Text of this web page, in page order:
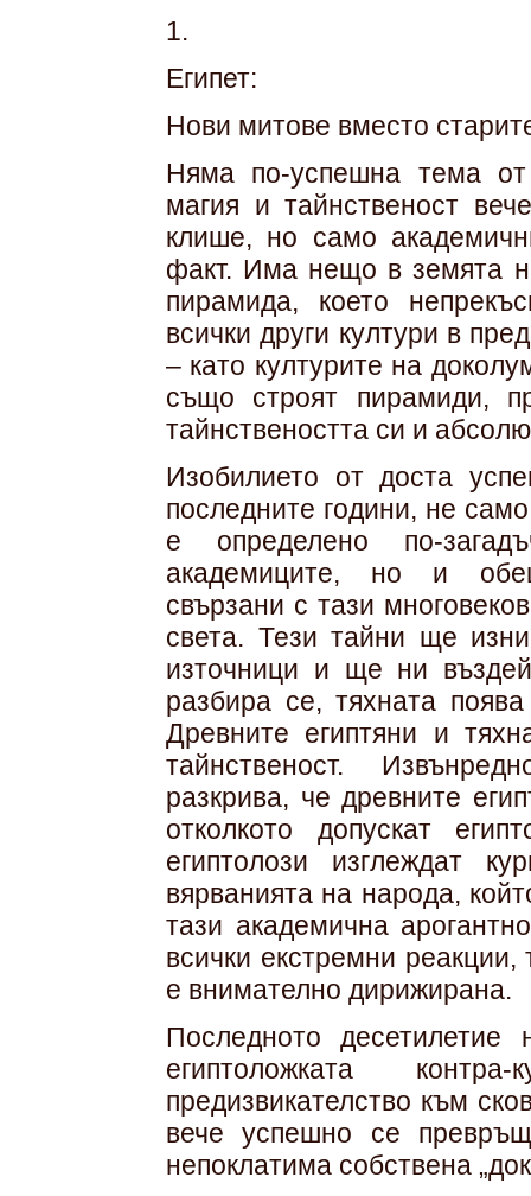
1.
Египет:
Нови митове вместо
Няма по-успешна тема от
магия и тайнственост
клише, но само
факт. Има нещо в земята
пирамида, което
всички други култури в
– като културите на
също строят пирамиди,
тайнствеността си и
Изобилието от доста
последните години, не
е определено по-
академиците, но и
свързани с тази
света. Тези тайни ще
източници и ще ни
разбира се, тяхната
Древните египтяни и
тайнственост.
разкрива, че древните
отколкото допускат
египтолози изглеждат
вярванията на народа,
тази академична
всички екстремни
е внимателно дирижирана.
Последното
египтоложката
предизвикателство към
вече успешно се
непоклатима собствена